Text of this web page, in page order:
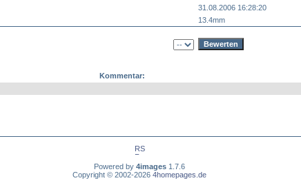
31.08.2006 16:28:20
13.4mm
Kommentar:
Powered by 4images 1.7.6
Copyright © 2002-2026 4homepages.de